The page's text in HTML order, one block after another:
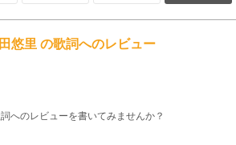
悠里 の歌詞へのレビュー
へのレビューを書いてみませんか？